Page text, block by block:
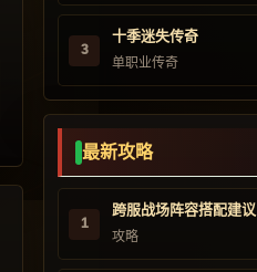
3
十季迷失传奇
单职业传奇
最新攻略
1
跨服战场阵容搭配建议
攻略